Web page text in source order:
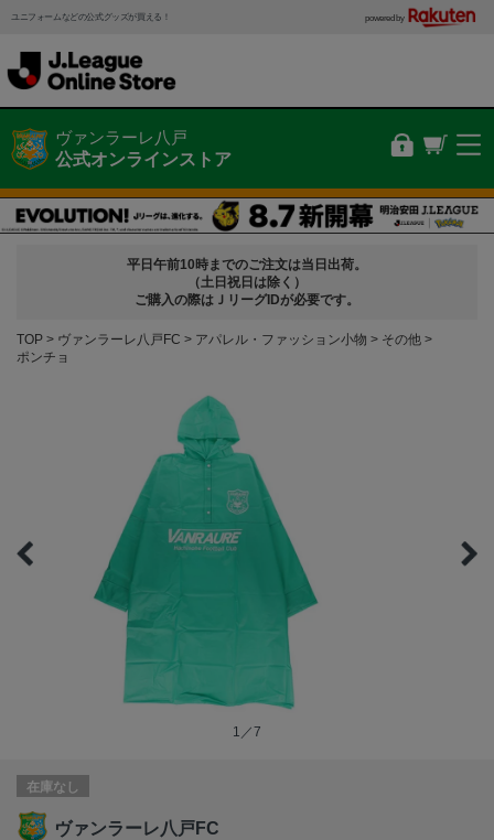
ユニフォームなどの公式グッズが買える！ powered by
ヴァンラーレ八戸
公式オンラインストア
平日午前10時までのご注文は当日出荷。
（土日祝日は除く）
ご購入の際はＪリーグIDが必要です。
TOP ヴァンラーレ八戸FC アパレル・ファッション小物
その他
ポンチョ
1／7
在庫なし
ヴァンラーレ八戸FC